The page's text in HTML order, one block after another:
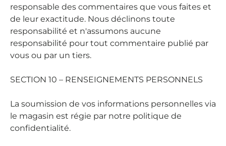
responsable des commentaires que vous faites et
de leur exactitude. Nous déclinons toute
responsabilité et n'assumons aucune
responsabilité pour tout commentaire publié par
vous ou par un tiers.
SECTION 10 – RENSEIGNEMENTS PERSONNELS
La soumission de vos informations personnelles via
le magasin est régie par notre politique de
confidentialité.